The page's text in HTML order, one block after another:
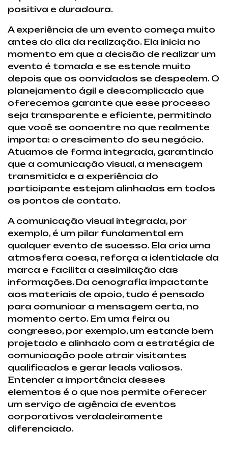
positiva e duradoura.
A experiência de um evento começa muito
antes do dia da realização. Ela inicia no
momento em que a decisão de realizar um
evento é tomada e se estende muito
depois que os convidados se despedem. O
planejamento ágil e descomplicado que
oferecemos garante que esse processo
seja transparente e eficiente, permitindo
que você se concentre no que realmente
importa: o crescimento do seu negócio.
Atuamos de forma integrada, garantindo
que a comunicação visual, a mensagem
transmitida e a experiência do
participante estejam alinhadas em todos
os pontos de contato.
A comunicação visual integrada, por
exemplo, é um pilar fundamental em
qualquer evento de sucesso. Ela cria uma
atmosfera coesa, reforça a identidade da
marca e facilita a assimilação das
informações. Da cenografia impactante
aos materiais de apoio, tudo é pensado
para comunicar a mensagem certa, no
momento certo. Em uma feira ou
congresso, por exemplo, um estande bem
projetado e alinhado com a estratégia de
comunicação pode atrair visitantes
qualificados e gerar leads valiosos.
Entender a importância desses
elementos é o que nos permite oferecer
um serviço de agência de eventos
corporativos verdadeiramente
diferenciado.